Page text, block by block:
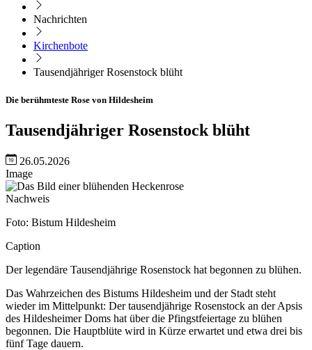
Nachrichten
Kirchenbote
Tausendjähriger Rosenstock blüht
Die berühmteste Rose von Hildesheim
Tausendjähriger Rosenstock blüht
26.05.2026
Image
Nachweis
Foto: Bistum Hildesheim
Caption
Der legendäre Tausendjährige Rosenstock hat begonnen zu blühen.
Das Wahrzeichen des Bistums Hildesheim und der Stadt steht
wieder im Mittelpunkt: Der tausendjährige Rosenstock an der Apsis
des Hildesheimer Doms hat über die Pfingstfeiertage zu blühen
begonnen. Die Hauptblüte wird in Kürze erwartet und etwa drei bis
fünf Tage dauern.